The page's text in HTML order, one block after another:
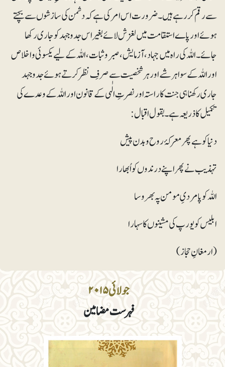
جولائی ۲۰۱۵
فہرست مضامین
سے رقم کر رہے ہیں۔ ضرورت اس امر کی ہے کہ دشمن کی سازشوں سے بچتے
ہوئے اور پاے استقامت میں لغزش لائے بغیر اس جدوجہد کو جاری رکھا
جائے۔ اللہ کی راہ میں جہاد، آزمایش، صبروثبات، اللہ کے لیے یکسوئی و اخلاص
اور اللہ کے سوا ہرشے اور ہرشخصیت سے صرفِ نظر کرتے ہوئے جدوجہد
جاری رکھنا ہی جنت کا راستہ اور نصرتِ الٰہی کے قانون اور اللہ کے وعدے کی
تکمیل کا ذریعہ ہے۔ بقول اقبال:
دنیا کو ہے پھر معرکۂ روح و بدن پیش
تہذیب نے پھر اپنے درندوں کو اُبھارا
اللہ کو پامردیِ مومن پہ بھروسا
ابلیس کو یورپ کی مشینوں کا سہارا
(ارمغانِ حجاز)